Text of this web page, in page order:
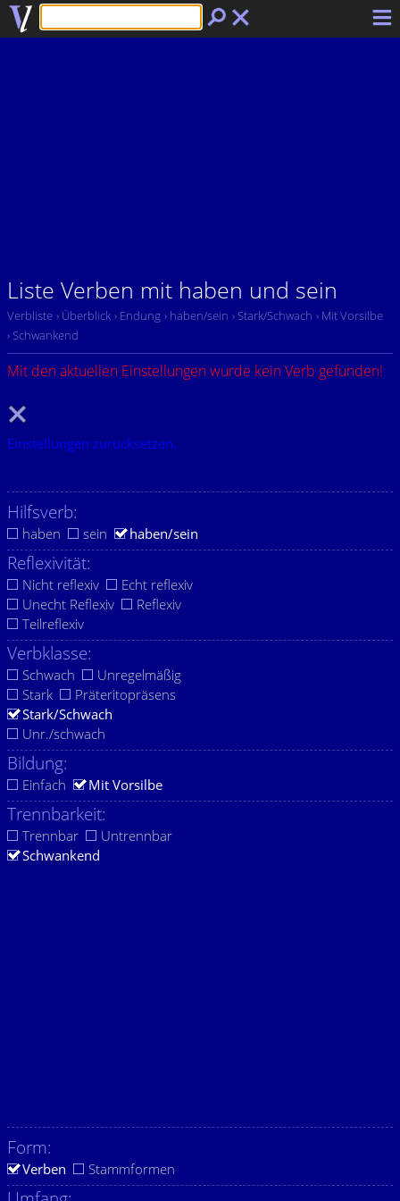
Liste Verben mit haben und sein
Verbliste › Überblick › Endung › haben/sein › Stark/Schwach › Mit Vorsilbe
› Schwankend
Mit den aktuellen Einstellungen wurde kein Verb gefunden!
Einstellungen zurücksetzen.
Hilfsverb:
haben sein haben/sein
Reflexivität:
Nicht reflexiv
Echt reflexiv
Unecht Reflexiv
Reflexiv
Teilreflexiv
Verbklasse:
Schwach
Unregelmäßig
Stark
Präteritopräsens
Stark/Schwach
Unr./schwach
Bildung:
Einfach Mit Vorsilbe
Trennbarkeit:
Trennbar
Untrennbar
Schwankend
Form:
Verben Stammformen